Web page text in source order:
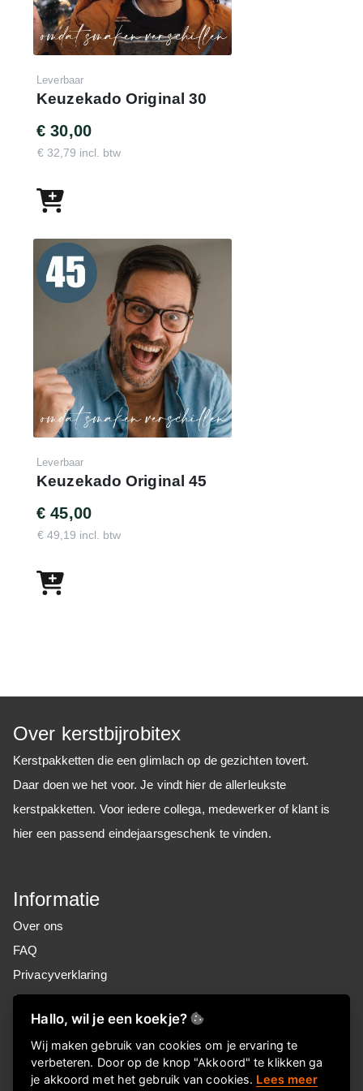
Leverbaar
Keuzekado Original 30
€ 30,00
€ 32,79 incl. btw
Leverbaar
Keuzekado Original 45
€ 45,00
€ 49,19 incl. btw
Over kerstbijrobitex
Kerstpakketten die een glimlach op de gezichten tovert.
Daar doen we het voor. Je vindt hier de allerleukste
kerstpakketten. Voor iedere collega, medewerker of klant is
hier een passend eindejaarsgeschenk te vinden.
Informatie
Over ons
FAQ
Privacyverklaring
Contactgegevens
Nieuwsbrief
Meld je aan voor onze nieuwsbrief!
Hallo, wil je een koekje?
Wij maken gebruik van cookies om je ervaring te
verbeteren. Door op de knop "Akkoord" te klikken ga
je akkoord met het gebruik van cookies. Lees meer